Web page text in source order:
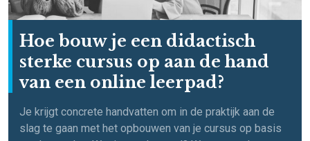
Hoe bouw je een didactisch
sterke cursus op aan de hand
van een online leerpad?
Je krijgt concrete handvatten om in de praktijk aan de
slag te gaan met het opbouwen van je cursus op basis